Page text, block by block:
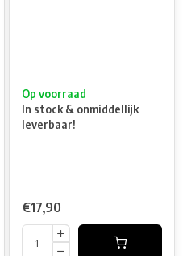
Op voorraad
In stock & onmiddellijk
leverbaar!
€17,90